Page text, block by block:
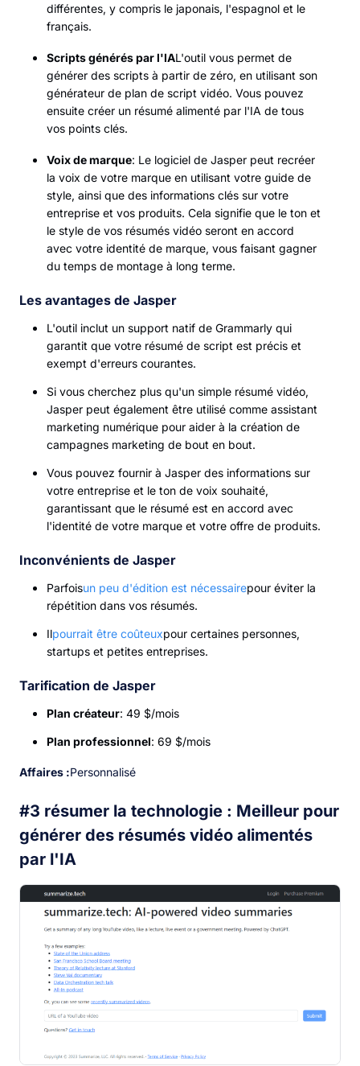
différentes, y compris le japonais, l'espagnol et le
français.
Scripts générés par l'IAL'outil vous permet de
générer des scripts à partir de zéro, en utilisant son
générateur de plan de script vidéo. Vous pouvez
ensuite créer un résumé alimenté par l'IA de tous
vos points clés.
Voix de marque: Le logiciel de Jasper peut recréer
la voix de votre marque en utilisant votre guide de
style, ainsi que des informations clés sur votre
entreprise et vos produits. Cela signifie que le ton et
le style de vos résumés vidéo seront en accord
avec votre identité de marque, vous faisant gagner
du temps de montage à long terme.
Les avantages de Jasper
L'outil inclut un support natif de Grammarly qui
garantit que votre résumé de script est précis et
exempt d'erreurs courantes.
Si vous cherchez plus qu'un simple résumé vidéo,
Jasper peut également être utilisé comme assistant
marketing numérique pour aider à la création de
campagnes marketing de bout en bout.
Vous pouvez fournir à Jasper des informations sur
votre entreprise et le ton de voix souhaité,
garantissant que le résumé est en accord avec
l'identité de votre marque et votre offre de produits.
Inconvénients de Jasper
Parfoisun peu d'édition est nécessairepour éviter la
répétition dans vos résumés.
Ilpourrait être coûteuxpour certaines personnes,
startups et petites entreprises.
Tarification de Jasper
Plan créateur: 49 $/mois
Plan professionnel: 69 $/mois
Affaires :Personnalisé
#3 résumer la technologie : Meilleur pour
générer des résumés vidéo alimentés
par l'IA